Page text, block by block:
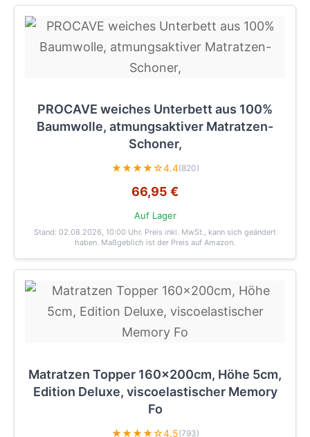
PROCAVE weiches Unterbett aus 100%
Baumwolle, atmungsaktiver Matratzen-
Schoner,
★★★★☆4.4(820)
66,95 €
Auf Lager
Stand: 02.08.2026, 10:00 Uhr. Preis inkl. MwSt., kann sich geändert
haben. Maßgeblich ist der Preis auf Amazon.
Matratzen Topper 160x200cm, Höhe 5cm,
Edition Deluxe, viscoelastischer Memory
Fo
★★★★☆4.5(793)